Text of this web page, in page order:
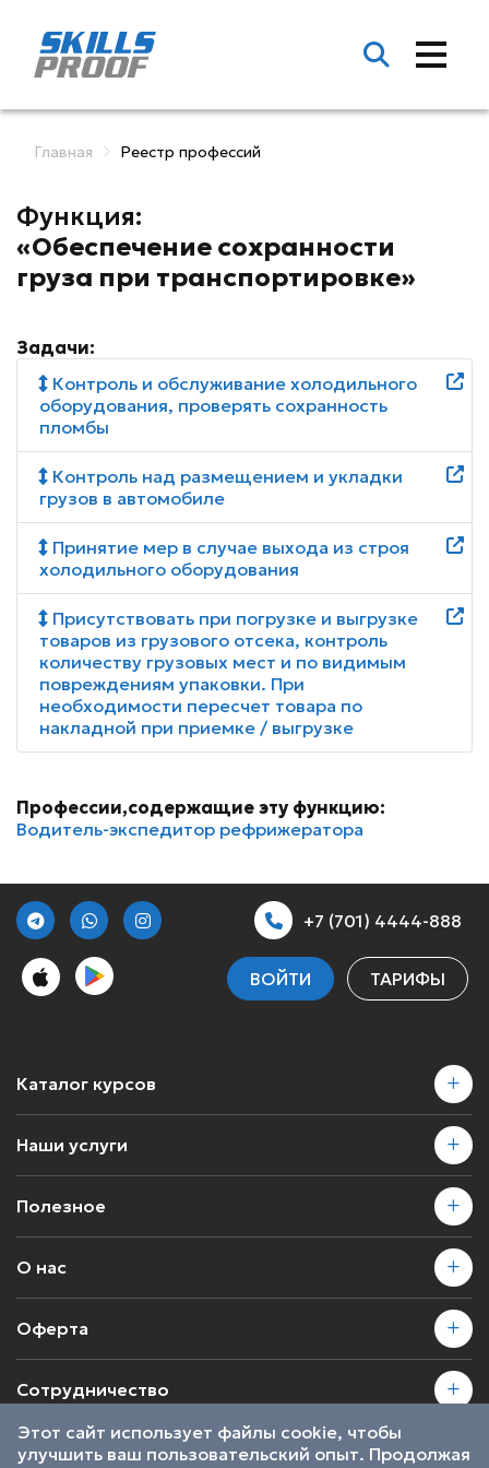
Главная Реестр профессий
Функция:
«Обеспечение сохранности
груза при транспортировке»
Задачи:
Контроль и обслуживание холодильного
оборудования, проверять сохранность
пломбы
Контроль над размещением и укладки
грузов в автомобиле
Принятие мер в случае выхода из строя
холодильного оборудования
Присутствовать при погрузке и выгрузке
товаров из грузового отсека, контроль
количеству грузовых мест и по видимым
повреждениям упаковки. При
необходимости пересчет товара по
накладной при приемке / выгрузке
Профессии,содержащие эту функцию:
Водитель-экспедитор рефрижератора
+7 (701) 4444-888
ВОЙТИ ТАРИФЫ
Каталог курсов
Наши услуги
Полезное
О нас
Оферта
Сотрудничество
Этот сайт использует файлы cookie, чтобы
улучшить ваш пользовательский опыт. Продолжая